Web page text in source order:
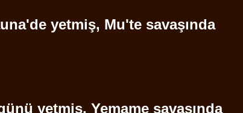
yetmiş, Mu'te savaşında
yetmiş, Yemame savaşında